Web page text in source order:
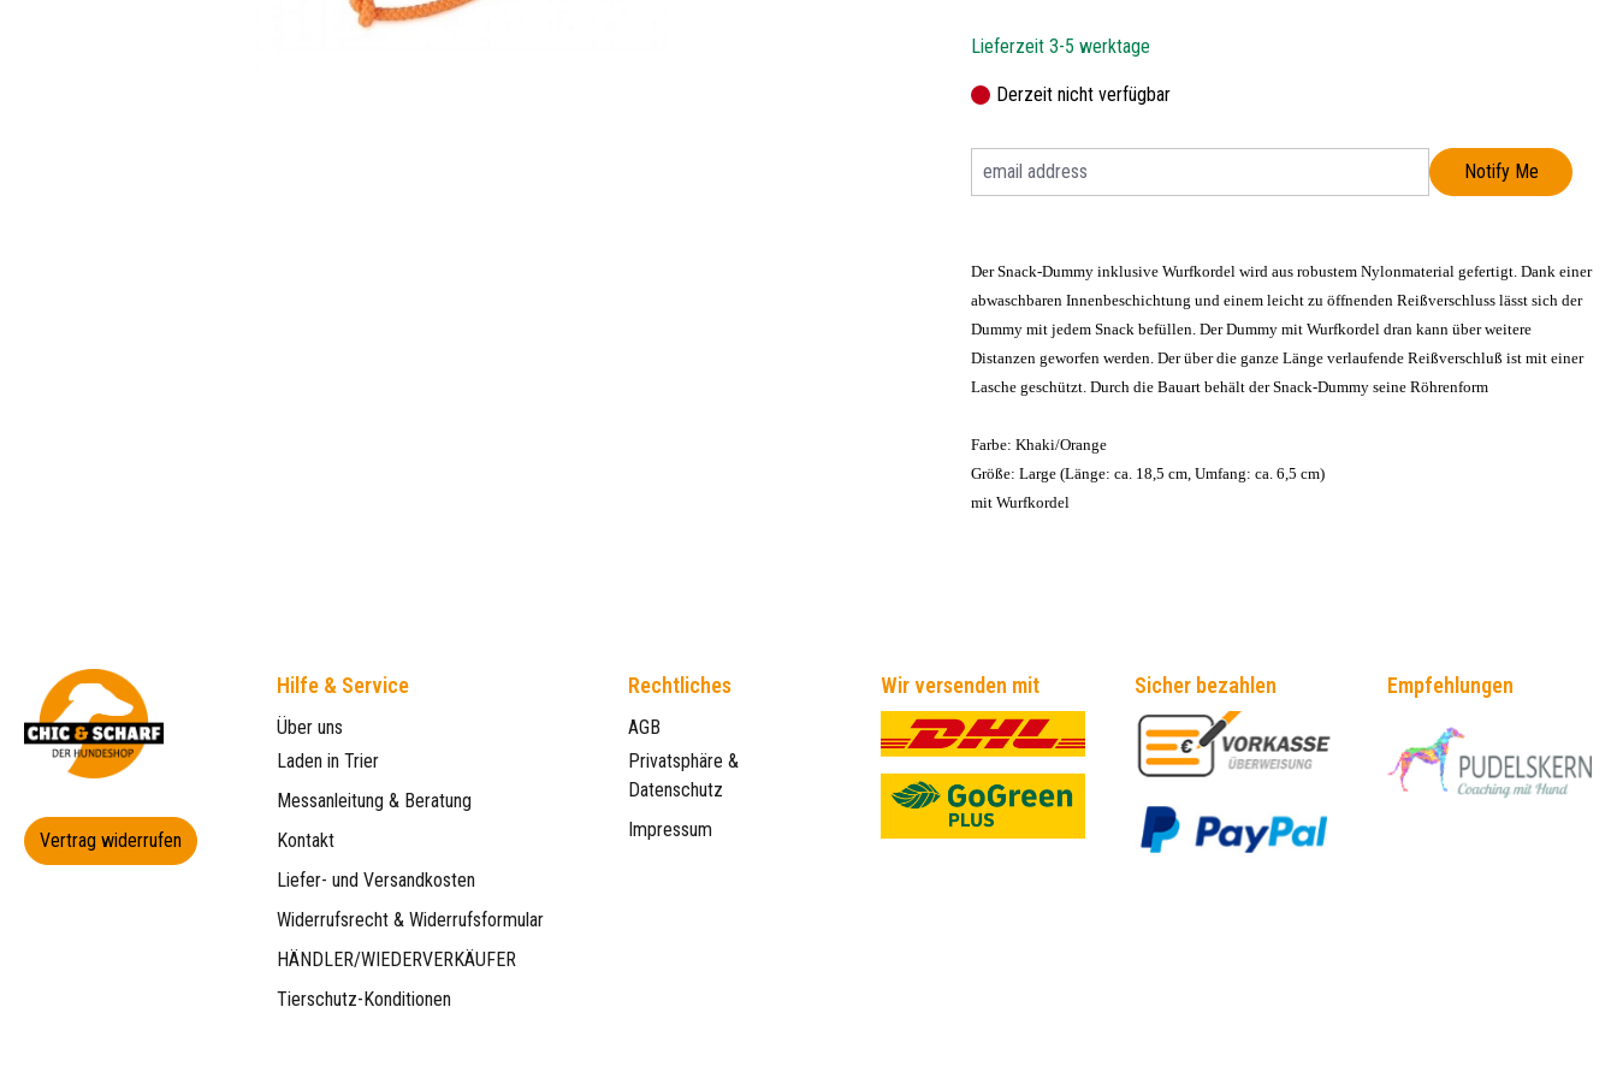
Lieferzeit 3-5 werktage
Derzeit nicht verfügbar
Notify Me
Der Snack-Dummy inklusive Wurfkordel wird aus robustem Nylonmaterial gefertigt. Dank einer
abwaschbaren Innenbeschichtung und einem leicht zu öffnenden Reißverschluss lässt sich der
Dummy mit jedem Snack befüllen. Der Dummy mit Wurfkordel dran kann über weitere
Distanzen geworfen werden. Der über die ganze Länge verlaufende Reißverschluß ist mit einer
Lasche geschützt. Durch die Bauart behält der Snack-Dummy seine Röhrenform
Farbe: Khaki/Orange
Größe: Large (Länge: ca. 18,5 cm, Umfang: ca. 6,5 cm)
mit Wurfkordel
Vertrag widerrufen
Hilfe & Service
Über uns
Laden in Trier
Messanleitung & Beratung
Kontakt
Liefer- und Versandkosten
Widerrufsrecht & Widerrufsformular
HÄNDLER/WIEDERVERKÄUFER
Tierschutz-Konditionen
Rechtliches
AGB
Privatsphäre &
Datenschutz
Impressum
Wir versenden mit Sicher bezahlen Empfehlungen